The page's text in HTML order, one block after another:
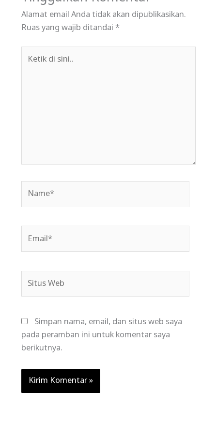
Alamat email Anda tidak akan dipublikasikan.
Ruas yang wajib ditandai *
Simpan nama, email, dan situs web saya
pada peramban ini untuk komentar saya
berikutnya.